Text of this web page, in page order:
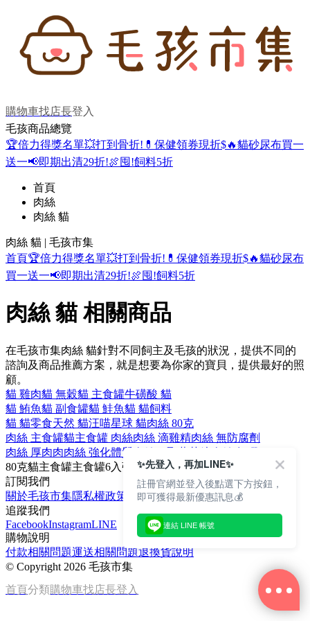
購物車找店長登入
毛孩商品總覽
🏆倍力得獎名單💥打到骨折! 💊保健領券現折$🔥貓砂尿布買一
送一📢即期出清29折!🍖囤!飼料5折
首頁
肉絲
肉絲 貓
肉絲 貓 | 毛孩市集
首頁🏆倍力得獎名單💥打到骨折! 💊保健領券現折$🔥貓砂尿布
買一送一📢即期出清29折!🍖囤!飼料5折
肉絲 貓 相關商品
在毛孩市集肉絲 貓針對不同飼主及毛孩的狀況，提供不同的
諮詢及商品推薦方案，就是想要為你家的寶貝，提供最好的照
顧。
貓 雞肉貓 無穀貓 主食罐牛磺酸 貓
貓 鮪魚貓 副食罐貓 鮭魚貓 貓飼料
貓 貓零食天然 貓汪喵星球 貓肉絲 80克
肉絲 主食罐貓主食罐 肉絲肉絲 滴雞精肉絲 無防腐劑
肉絲 厚肉肉肉絲 強化體質
80克貓主食罐主食罐6入強化體質
訂閱我們
關於毛孩市集隱私權政策
文章
追蹤我們
FacebookInstagramLINE
購物說明
付款相關問題運送相關問題退換貨說明
© Copyright 2026 毛孩市集
首頁分類購物車找店長登入
✨先登入，再加LINE✨
註冊官網並登入後點選下方按鈕，
即可獲得最新優惠訊息💰
連結 LINE 帳號